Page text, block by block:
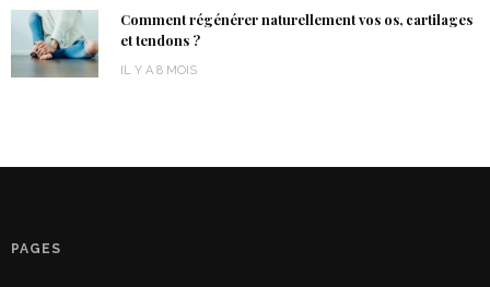
Comment régénérer naturellement vos os, cartilages
et tendons ?
IL Y A 8 MOIS
PAGES